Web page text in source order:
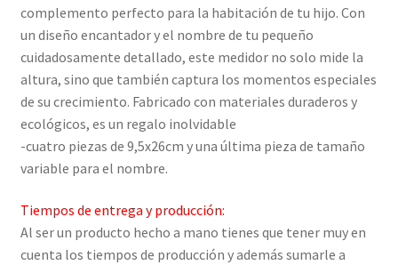
complemento perfecto para la habitación de tu hijo. Con
un diseño encantador y el nombre de tu pequeño
cuidadosamente detallado, este medidor no solo mide la
altura, sino que también captura los momentos especiales
de su crecimiento. Fabricado con materiales duraderos y
ecológicos, es un regalo inolvidable
-cuatro piezas de 9,5x26cm y una última pieza de tamaño
variable para el nombre.
Tiempos de entrega y producción:
Al ser un producto hecho a mano tienes que tener muy en
cuenta los tiempos de producción y además sumarle a